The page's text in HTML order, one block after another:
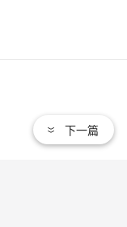
下一篇